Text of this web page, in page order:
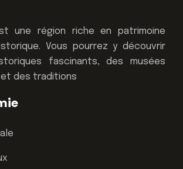
une région riche en patrimoine
Vous pourrez y découvrir
fascinants, des musées
des traditions